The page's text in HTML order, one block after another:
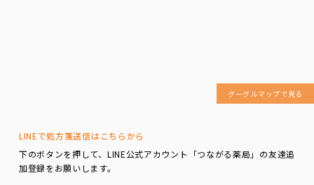
グーグルマップで見る
LINEで処方箋送信はこちらから
下のボタンを押して、LINE公式アカウント「つながる薬局」の友達追
加登録をお願いします。